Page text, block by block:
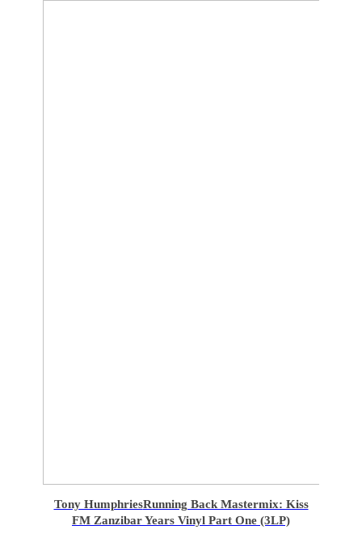
Tony HumphriesRunning Back Mastermix: Kiss
FM Zanzibar Years Vinyl Part One (3LP)